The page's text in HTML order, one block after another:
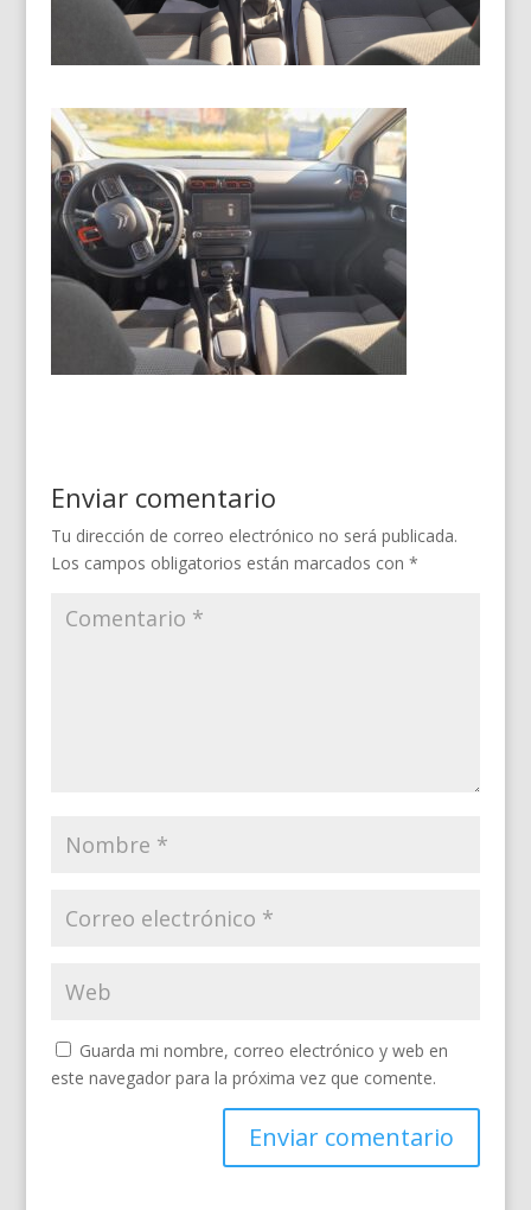
Enviar comentario
Tu dirección de correo electrónico no será publicada.
Los campos obligatorios están marcados con *
Guarda mi nombre, correo electrónico y web en
este navegador para la próxima vez que comente.